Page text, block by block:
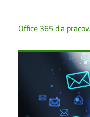
Office 365 dla